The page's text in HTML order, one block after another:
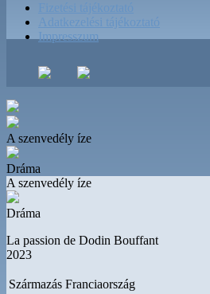
Fizetési tájékoztató
Adatkezelési tájékoztató
Impresszum
A szenvedély íze
Dráma
A szenvedély íze
Dráma
La passion de Dodin Bouffant
2023
Származás Franciaország